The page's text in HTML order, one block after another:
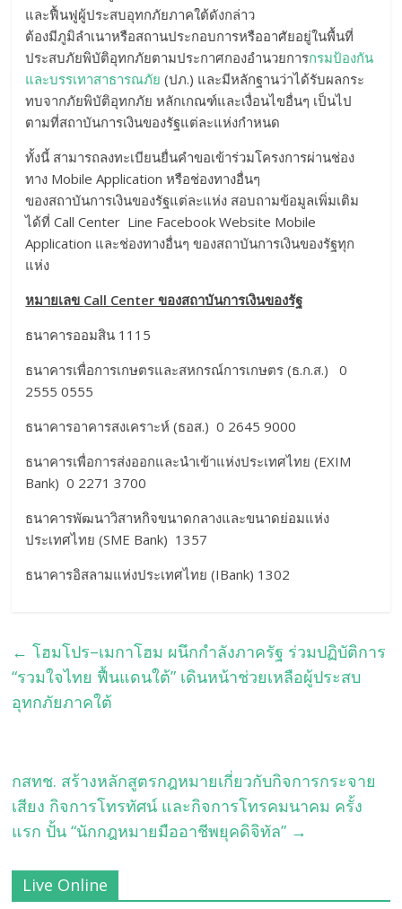
และฟื้นฟูผู้ประสบอุทกภัยภาคใต้ดังกล่าว
ต้องมีภูมิลำเนาหรือสถานประกอบการหรืออาศัยอยู่ในพื้นที่
ประสบภัยพิบัติอุทกภัยตามประกาศกองอำนวยการกรมป้องกัน
และบรรเทาสาธารณภัย (ปภ.) และมีหลักฐานว่าได้รับผลกระ
ทบจากภัยพิบัติอุทกภัย หลักเกณฑ์และเงื่อนไขอื่นๆ เป็นไป
ตามที่สถาบันการเงินของรัฐแต่ละแห่งกำหนด
ทั้งนี้ สามารถลงทะเบียนยื่นคำขอเข้าร่วมโครงการผ่านช่อง
ทาง Mobile Application หรือช่องทางอื่นๆ
ของสถาบันการเงินของรัฐแต่ละแห่ง สอบถามข้อมูลเพิ่มเติม
ได้ที่ Call Center Line Facebook Website Mobile
Application และช่องทางอื่นๆ ของสถาบันการเงินของรัฐทุก
แห่ง
หมายเลข Call Center ของสถาบันการเงินของรัฐ
ธนาคารออมสิน 1115
ธนาคารเพื่อการเกษตรและสหกรณ์การเกษตร (ธ.ก.ส.) 0
2555 0555
ธนาคารอาคารสงเคราะห์ (ธอส.) 0 2645 9000
ธนาคารเพื่อการส่งออกและนำเข้าแห่งประเทศไทย (EXIM
Bank) 0 2271 3700
ธนาคารพัฒนาวิสาหกิจขนาดกลางและขนาดย่อมแห่ง
ประเทศไทย (SME Bank) 1357
ธนาคารอิสลามแห่งประเทศไทย (IBank) 1302
← โฮมโปร–เมกาโฮม ผนึกกำลังภาครัฐ ร่วมปฏิบัติการ
“รวมใจไทย ฟื้นแดนใต้” เดินหน้าช่วยเหลือผู้ประสบ
อุทกภัยภาคใต้
กสทช. สร้างหลักสูตรกฎหมายเกี่ยวกับกิจการกระจาย
เสียง กิจการโทรทัศน์ และกิจการโทรคมนาคม ครั้ง
แรก ปั้น “นักกฎหมายมืออาชีพยุคดิจิทัล” →
Live Online